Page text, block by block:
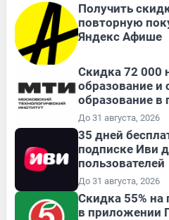
Получить
повторную
Яндекс Афише
Скидка 72 000
образование и
образование в
До 31 августа, 2026
35 дней
подписке Иви
пользователей
До 31 августа, 2026
Скидка 55% на
в приложении